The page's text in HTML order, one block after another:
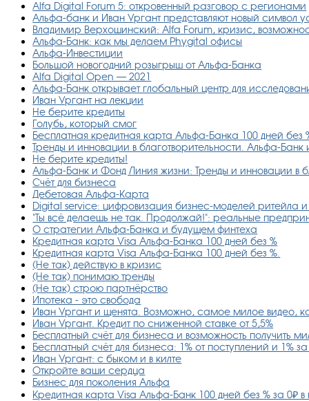
Alfa Digital Forum 5: откровенный разговор с регионами
Альфа-банк и Иван Ургант представляют новый символ
Владимир Верхошинский: Alfa Forum, кризис,
Альфа-Банк: как мы делаем Phygital офисы
Альфа-Инвестиции
Большой новогодний розыгрыш от Альфа-Банка
Alfa Digital Open — 2021
Альфа-Банк открывает глобальный центр для
Иван Ургант на лекции
Не берите кредиты
Голубь, который смог
Бесплатная кредитная карта Альфа-Банка 100 дней без
Тренды и инновации в благотворительности. Альфа-
Не берите кредиты!
Альфа-Банк и Фонд Линия жизни: Тренды и инновации в
Счёт для бизнеса
Дебетовая Альфа-Карта
Digital service: цифровизация бизнес-моделей ритейла
"Ты всё делаешь не так. Продолжай!": реальные
О стратегии Альфа-Банка и будущем финтеха
Кредитная карта Visa Альфа-Банка 100 дней без %
Кредитная карта Visa Альфа-Банка 100 дней без %.
(Не так) действую в кризис
(Не так) понимаю тренды
(Не так) строю партнёрство
Ипотека - это свобода
Иван Ургант и щенята. Возможно, самое милое видео,
Иван Ургант. Кредит по сниженной ставке от 5,5%
Бесплатный счёт для бизнеса и возможность получить
Бесплатный счёт для бизнеса: 1% от поступлений и 1%
Иван Ургант: с быком и в килте
Откройте ваши сердца
Бизнес для поколения Альфа
Кредитная карта Visa Альфа-Банк 100 дней без % за 0₽